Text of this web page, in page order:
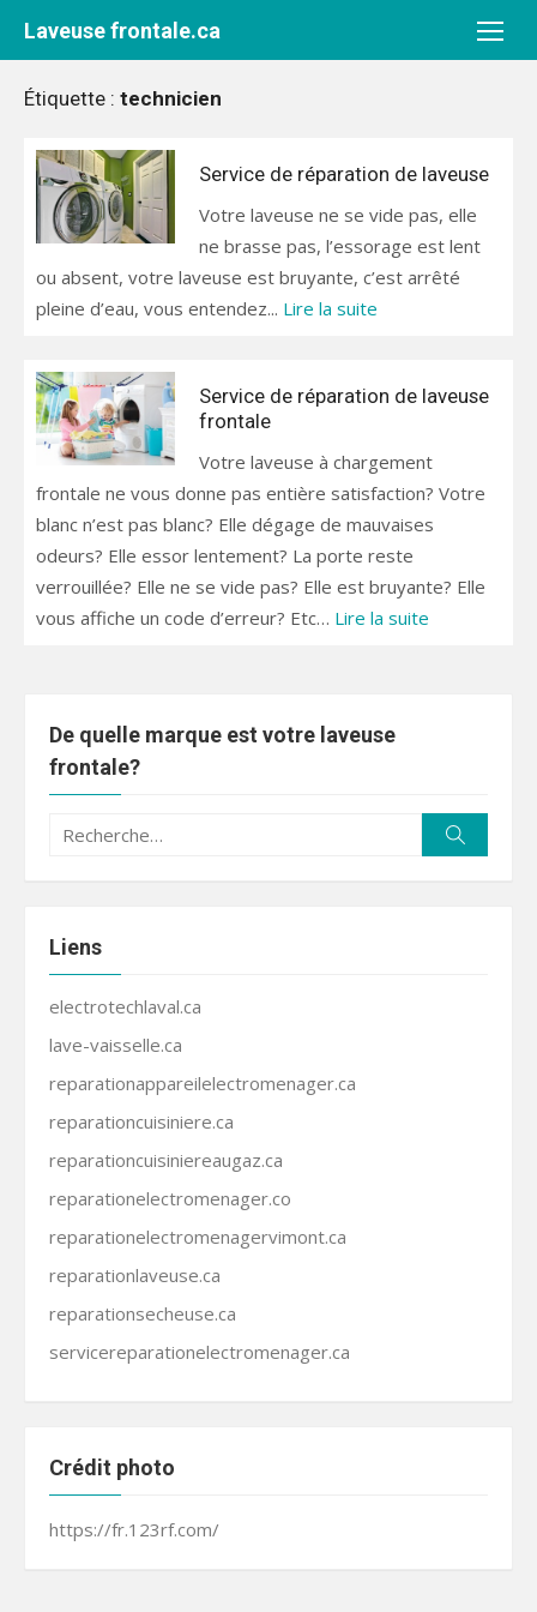
Laveuse frontale.ca
Étiquette : technicien
Service de réparation de laveuse
Votre laveuse ne se vide pas, elle
ne brasse pas, l’essorage est lent
ou absent, votre laveuse est bruyante, c’est arrêté
pleine d’eau, vous entendez... Lire la suite
Service de réparation de laveuse
frontale
Votre laveuse à chargement
frontale ne vous donne pas entière satisfaction? Votre
blanc n’est pas blanc? Elle dégage de mauvaises
odeurs? Elle essor lentement? La porte reste
verrouillée? Elle ne se vide pas? Elle est bruyante? Elle
vous affiche un code d’erreur? Etc… Lire la suite
De quelle marque est votre laveuse
frontale?
Recherche
Liens
electrotechlaval.ca
lave-vaisselle.ca
reparationappareilelectromenager.ca
reparationcuisiniere.ca
reparationcuisiniereaugaz.ca
reparationelectromenager.co
reparationelectromenagervimont.ca
reparationlaveuse.ca
reparationsecheuse.ca
servicereparationelectromenager.ca
Crédit photo
https://fr.123rf.com/